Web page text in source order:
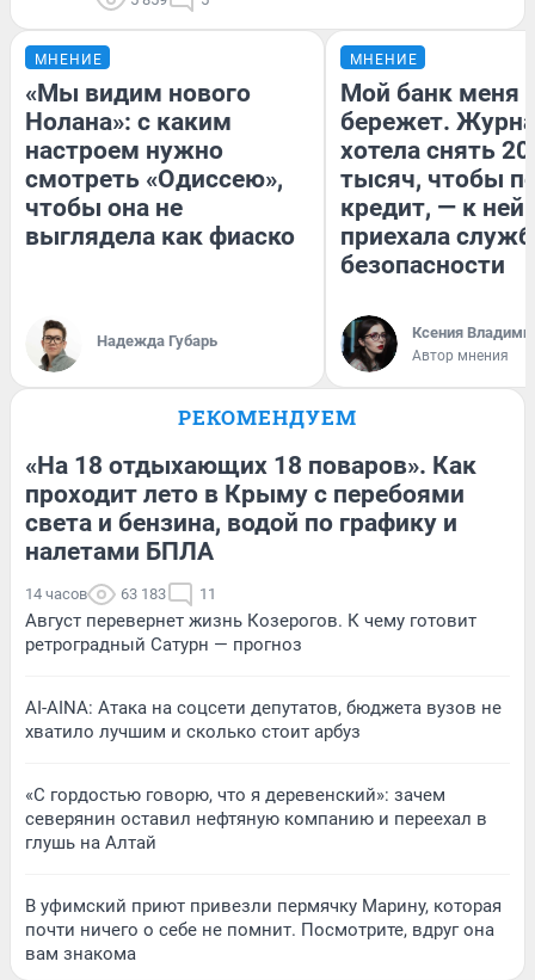
МНЕНИЕ
«Мы видим нового
Нолана»: с каким
настроем нужно
смотреть «Одиссею»,
чтобы она не
выглядела как фиаско
Надежда Губарь
МНЕНИЕ
Мой банк меня
бережет.
хотела снять
тысяч, чтобы
кредит, — к
приехала
безопасности
Ксения
Автор мнения
РЕКОМЕНДУЕМ
«На 18 отдыхающих 18 поваров». Как
проходит лето в Крыму с перебоями
света и бензина, водой по графику и
налетами БПЛА
14 часов 63 183 11
Август перевернет жизнь Козерогов. К чему готовит
ретроградный Сатурн — прогноз
AI-AINA: Атака на соцсети депутатов, бюджета вузов не
хватило лучшим и сколько стоит арбуз
«С гордостью говорю, что я деревенский»: зачем
северянин оставил нефтяную компанию и переехал в
глушь на Алтай
В уфимский приют привезли пермячку Марину, которая
почти ничего о себе не помнит. Посмотрите, вдруг она
вам знакома